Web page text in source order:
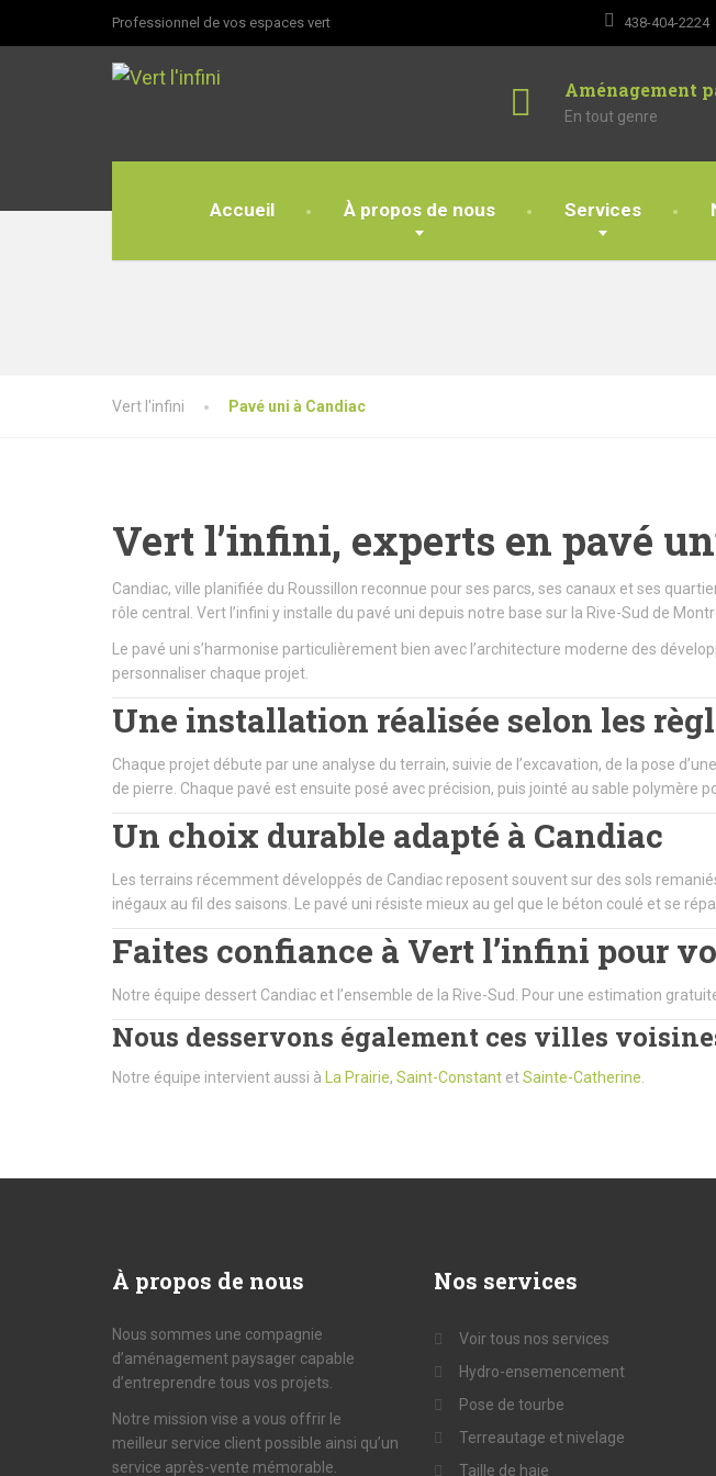
Professionnel de vos espaces vert 438-404-2224
Aménagement
En tout genre
Accueil À propos de nous Services
Vert l'infini Pavé uni à Candiac
Vert l’infini, experts en pavé
Candiac, ville planifiée du Roussillon reconnue pour ses parcs, ses canaux et ses
rôle central. Vert l’infini y installe du pavé uni depuis notre base sur la Rive-Sud de
Le pavé uni s’harmonise particulièrement bien avec l’architecture moderne des
personnaliser chaque projet.
Une installation réalisée selon les
Chaque projet débute par une analyse du terrain, suivie de l’excavation, de la pose
de pierre. Chaque pavé est ensuite posé avec précision, puis jointé au sable polymère
Un choix durable adapté à Candiac
Les terrains récemment développés de Candiac reposent souvent sur des sols
inégaux au fil des saisons. Le pavé uni résiste mieux au gel que le béton coulé et se
Faites confiance à Vert l’infini pour
Notre équipe dessert Candiac et l’ensemble de la Rive-Sud. Pour une estimation
Nous desservons également ces villes
Notre équipe intervient aussi à La Prairie, Saint-Constant etSainte-Catherine
À propos de nous
Nous sommes une compagnie
d’aménagement paysager capable
d’entreprendre tous vos projets.
Notre mission vise a vous offrir le
meilleur service client possible ainsi qu’un
service après-vente mémorable.
Nos services
Voir tous nos services
Hydro-ensemencement
Pose de tourbe
Terreautage et nivelage
Taille de haie